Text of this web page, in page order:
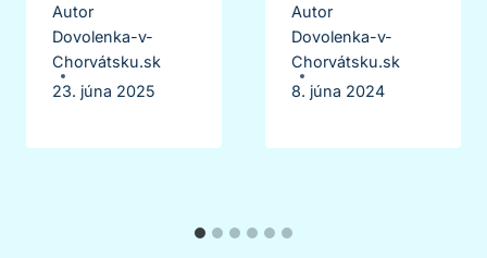
Autor
Dovolenka-v-
Chorvátsku.sk
23. júna 2025
Autor
Dovolenka-v-
Chorvátsku.sk
8. júna 2024